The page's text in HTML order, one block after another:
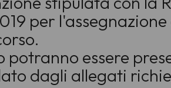
per l'assegnazione
essere
dagli allegati